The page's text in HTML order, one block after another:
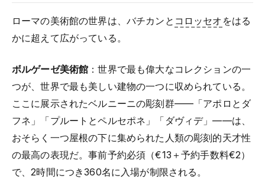
ローマの美術館の世界は、バチカンと コロッセオ をはる
かに超えて広がっている。
ボルゲーゼ美術館 ：世界で最も偉大なコレクションの一
つが、世界で最も美しい建物の一つに収められている。
ここに展示されたベルニーニの彫刻群——「アポロとダ
フネ」「プルートとペルセポネ」「ダヴィデ」——は、
おそらく一つ屋根の下に集められた人類の彫刻的天才性
の最高の表現だ。事前予約必須（€13＋予約手数料€2）
で、2時間につき360名に入場が制限される。